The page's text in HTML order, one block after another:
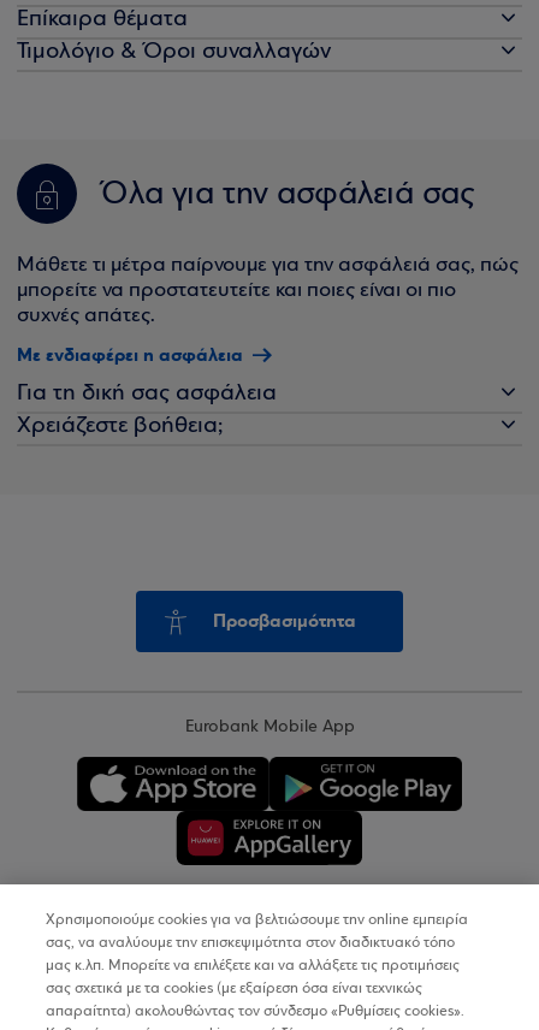
Επίκαιρα θέματα
Τιμολόγιο & Όροι συναλλαγών
Όλα για την ασφάλειά σας
Μάθετε τι μέτρα παίρνουμε για την ασφάλειά σας, πώς
μπορείτε να προστατευτείτε και ποιες είναι οι πιο
συχνές απάτες.
Με ενδιαφέρει η ασφάλεια
Για τη δική σας ασφάλεια
Χρειάζεστε βοήθεια;
Προσβασιμότητα
Eurobank Mobile App
Copyright © 2026
Όροι Χρήσης
Χρησιμοποιούμε cookies για να βελτιώσουμε την online εμπειρία
σας, να αναλύουμε την επισκεψιμότητα στον διαδικτυακό τόπο
μας κ.λπ. Μπορείτε να επιλέξετε και να αλλάξετε τις προτιμήσεις
σας σχετικά με τα cookies (με εξαίρεση όσα είναι τεχνικώς
απαραίτητα) ακολουθώντας τον σύνδεσμο «Ρυθμίσεις cookies».